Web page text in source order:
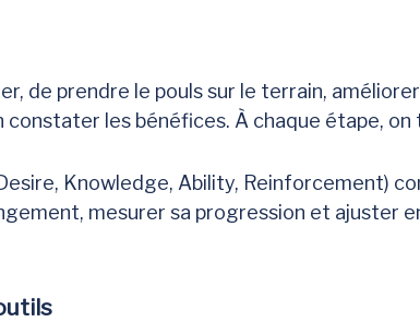
de prendre le pouls sur le terrain,
constater les bénéfices. À chaque étape,
Knowledge, Ability, Reinforcement)
mesurer sa progression et ajuster